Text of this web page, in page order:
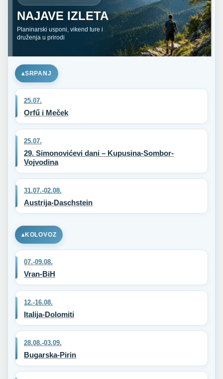
NAJAVE IZLETA
Planinarski usponi, vikend ture i
druženja u prirodi
SRPANJ
25.07.
Orfű i Meček
25.07.
29. Simonovićevi dani – Kupusina-Sombor-
Vojvodina
31.07.-02.08.
Austrija-Daschstein
KOLOVOZ
07.-09.08.
Vran-BiH
12.-16.08.
Italija-Dolomiti
28.08.-03.09.
Bugarska-Pirin